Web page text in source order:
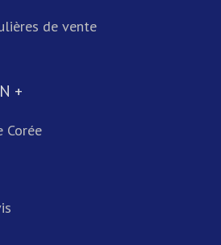
de vente
+
Corée